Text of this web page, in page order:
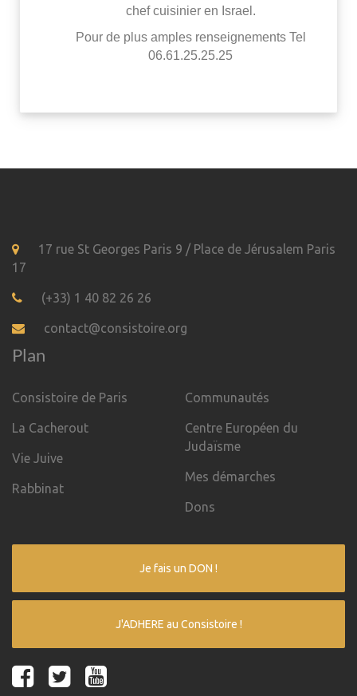
chef cuisinier en Israel.
Pour de plus amples renseignements Tel
06.61.25.25.25
17 rue St Georges Paris 9 / Place de Jérusalem Paris
17
(+33) 1 40 82 26 26
contact@consistoire.org
Plan
Consistoire de Paris
La Cacherout
Vie Juive
Rabbinat
Communautés
Centre Européen du
Judaïsme
Mes démarches
Dons
Je fais un DON !
J'ADHERE au Consistoire !